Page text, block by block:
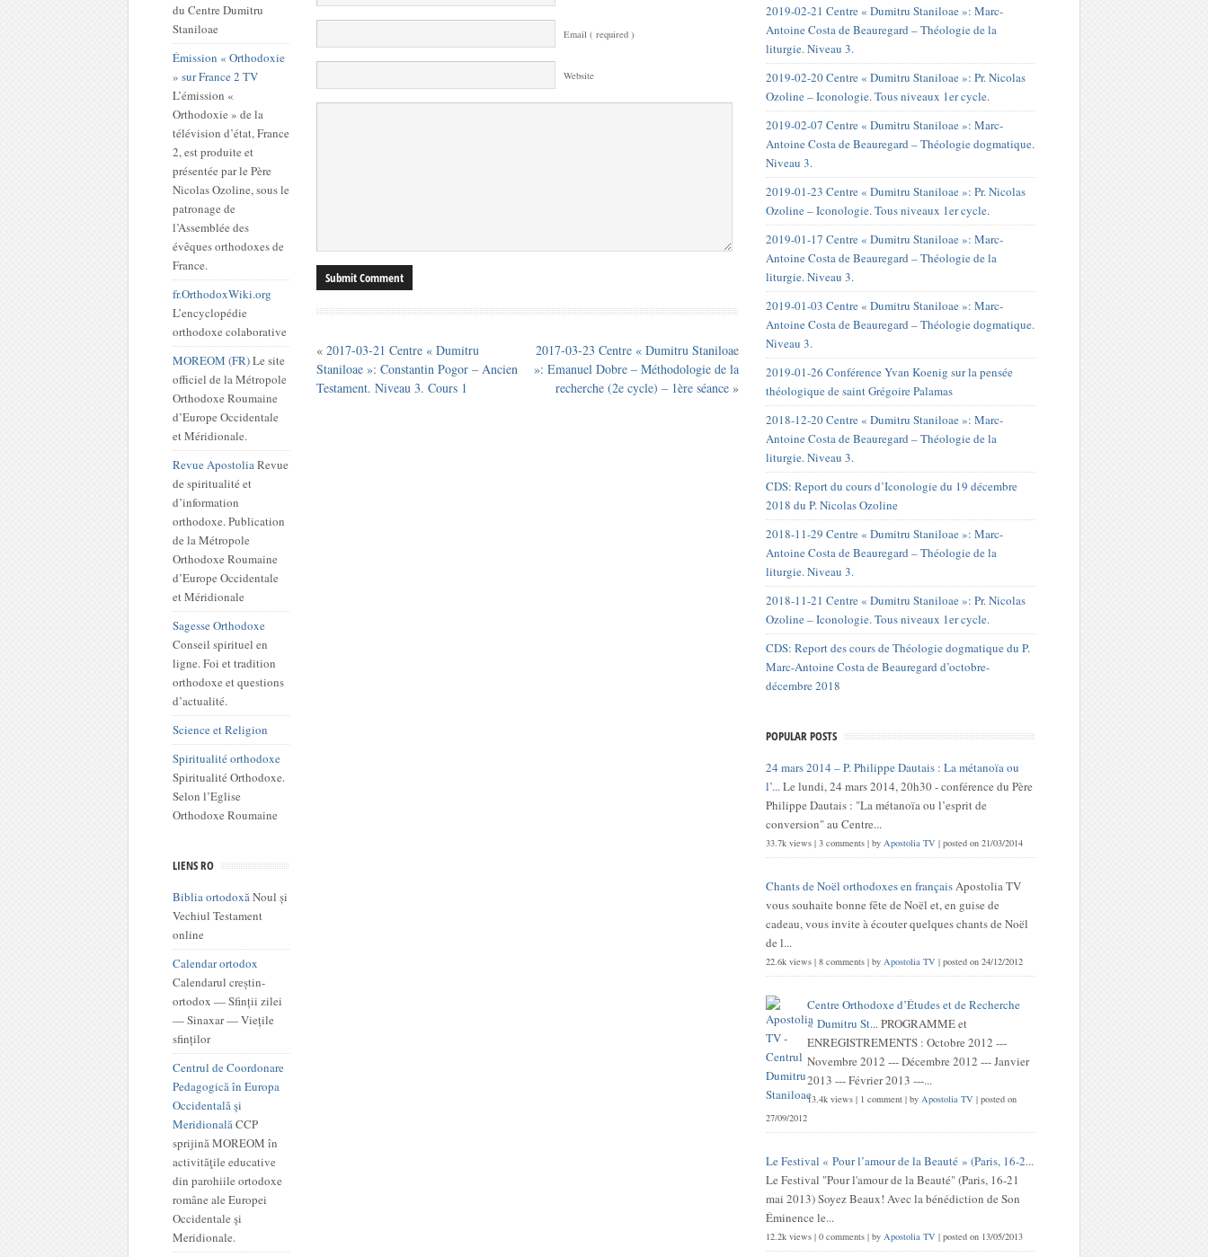
Email ( required )
Website
«2017-03-21 Centre « Dumitru
Staniloae »: Constantin Pogor – Ancien
Testament. Niveau 3. Cours 1
2017-03-23 Centre « Dumitru Staniloae
»: Emanuel Dobre – Méthodologie de la
recherche (2e cycle) – 1ère séance »
du Centre Dumitru
Staniloae
Émission « Orthodoxie
» sur France 2 TV
L’émission «
Orthodoxie » de la
télévision d’état, France
2, est produite et
présentée par le Père
Nicolas Ozoline, sous le
patronage de
l’Assemblée des
évêques orthodoxes de
France.
fr.OrthodoxWiki.org
L’encyclopédie
orthodoxe colaborative
MOREOM (FR)Le site
officiel de la Métropole
Orthodoxe Roumaine
d’Europe Occidentale
et Méridionale.
Revue ApostoliaRevue
de spiritualité et
d’information
orthodoxe. Publication
de la Métropole
Orthodoxe Roumaine
d’Europe Occidentale
et Méridionale
Sagesse Orthodoxe
Conseil spirituel en
ligne. Foi et tradition
orthodoxe et questions
d’actualité.
Science et Religion
Spiritualité orthodoxe
Spiritualité Orthodoxe.
Selon l’Eglise
Orthodoxe Roumaine
LIENS RO
Biblia ortodoxăNoul și
Vechiul Testament
online
Calendar ortodox
Calendarul creștin-
ortodox — Sfinții zilei
— Sinaxar — Viețile
sfinților
Centrul de Coordonare
Pedagogică în Europa
Occidentală şi
MeridionalăCCP
sprijină MOREOM în
activităţile educative
din parohiile ortodoxe
române ale Europei
Occidentale şi
Meridionale.
2019-02-21 Centre « Dumitru Staniloae »: Marc-
Antoine Costa de Beauregard – Théologie de la
liturgie. Niveau 3.
2019-02-20 Centre « Dumitru Staniloae »: Pr. Nicolas
Ozoline – Iconologie. Tous niveaux 1er cycle.
2019-02-07 Centre « Dumitru Staniloae »: Marc-
Antoine Costa de Beauregard – Théologie dogmatique.
Niveau 3.
2019-01-23 Centre « Dumitru Staniloae »: Pr. Nicolas
Ozoline – Iconologie. Tous niveaux 1er cycle.
2019-01-17 Centre « Dumitru Staniloae »: Marc-
Antoine Costa de Beauregard – Théologie de la
liturgie. Niveau 3.
2019-01-03 Centre « Dumitru Staniloae »: Marc-
Antoine Costa de Beauregard – Théologie dogmatique.
Niveau 3.
2019-01-26 Conférence Yvan Koenig sur la pensée
théologique de saint Grégoire Palamas
2018-12-20 Centre « Dumitru Staniloae »: Marc-
Antoine Costa de Beauregard – Théologie de la
liturgie. Niveau 3.
CDS: Report du cours d’Iconologie du 19 décembre
2018 du P. Nicolas Ozoline
2018-11-29 Centre « Dumitru Staniloae »: Marc-
Antoine Costa de Beauregard – Théologie de la
liturgie. Niveau 3.
2018-11-21 Centre « Dumitru Staniloae »: Pr. Nicolas
Ozoline – Iconologie. Tous niveaux 1er cycle.
CDS: Report des cours de Théologie dogmatique du P.
Marc-Antoine Costa de Beauregard d’octobre-
décembre 2018
POPULAR POSTS
24 mars 2014 – P. Philippe Dautais : La métanoïa ou
l’...Le lundi, 24 mars 2014, 20h30 - conférence du Père
Philippe Dautais : "La métanoïa ou l’esprit de
conversion" au Centre...
33.7k views | 3 comments | by Apostolia TV | posted on 21/03/2014
Chants de Noël orthodoxes en françaisApostolia TV
vous souhaite bonne fête de Noël et, en guise de
cadeau, vous invite à écouter quelques chants de Noël
de l...
22.6k views | 8 comments | by Apostolia TV | posted on 24/12/2012
Centre Orthodoxe d’Études et de Recherche
« Dumitru St...PROGRAMME et
ENREGISTREMENTS : Octobre 2012 ---
Novembre 2012 --- Décembre 2012 --- Janvier
2013 --- Février 2013 ---...
13.4k views | 1 comment | by Apostolia TV | posted on
27/09/2012
Le Festival « Pour l’amour de la Beauté » (Paris, 16-2...
Le Festival "Pour l'amour de la Beauté" (Paris, 16-21
mai 2013) Soyez Beaux! Avec la bénédiction de Son
Éminence le...
12.2k views | 0 comments | by Apostolia TV | posted on 13/05/2013